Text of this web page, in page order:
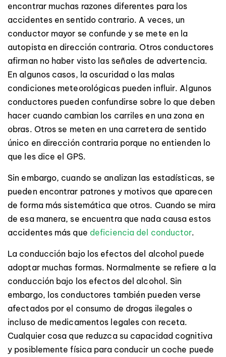
encontrar muchas razones diferentes para los
accidentes en sentido contrario. A veces, un
conductor mayor se confunde y se mete en la
autopista en dirección contraria. Otros conductores
afirman no haber visto las señales de advertencia.
En algunos casos, la oscuridad o las malas
condiciones meteorológicas pueden influir. Algunos
conductores pueden confundirse sobre lo que deben
hacer cuando cambian los carriles en una zona en
obras. Otros se meten en una carretera de sentido
único en dirección contraria porque no entienden lo
que les dice el GPS.
Sin embargo, cuando se analizan las estadísticas, se
pueden encontrar patrones y motivos que aparecen
de forma más sistemática que otros. Cuando se mira
de esa manera, se encuentra que nada causa estos
accidentes más que deficiencia del conductor.
La conducción bajo los efectos del alcohol puede
adoptar muchas formas. Normalmente se refiere a la
conducción bajo los efectos del alcohol. Sin
embargo, los conductores también pueden verse
afectados por el consumo de drogas ilegales o
incluso de medicamentos legales con receta.
Cualquier cosa que reduzca su capacidad cognitiva
y posiblemente física para conducir un coche puede